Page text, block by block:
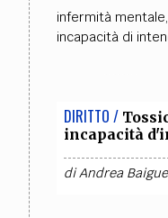
CULTURA
Arte, Cinema, Musica,
infermità mentale,
incapacità di
DIRITTO /
incapacità
diAndrea